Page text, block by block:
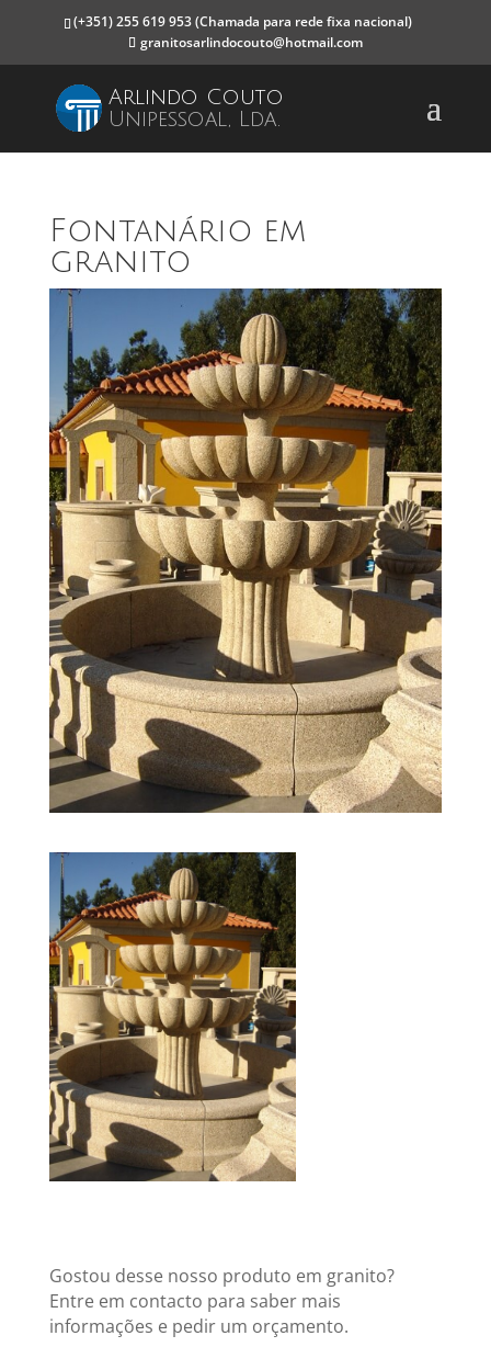
(+351) 255 619 953(Chamada para rede fixa nacional)
granitosarlindocouto@hotmail.com
Arlindo Couto
Unipessoal, Lda.
Fontanário em
granito
Gostou desse nosso produto em granito?
Entre em contacto para saber mais
informações e pedir um orçamento.